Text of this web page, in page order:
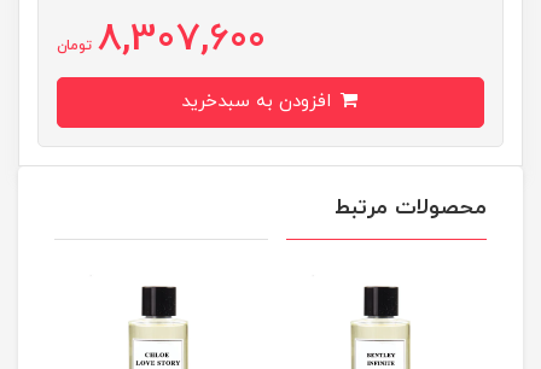
8,307,600 تومان
محصولات مرتبط